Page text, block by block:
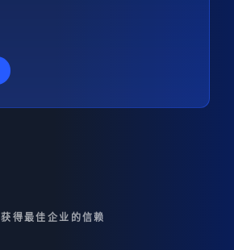
获得最佳企业的信赖